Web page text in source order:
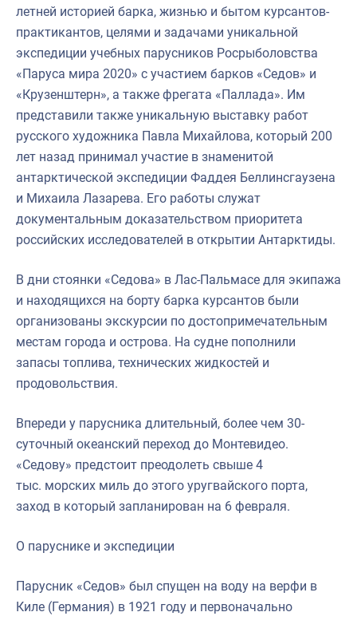
летней историей барка, жизнью и бытом курсантов-
практикантов, целями и задачами уникальной
экспедиции учебных парусников Росрыболовства
«Паруса мира 2020» с участием барков «Седов» и
«Крузенштерн», а также фрегата «Паллада». Им
представили также уникальную выставку работ
русского художника Павла Михайлова, который 200
лет назад принимал участие в знаменитой
антарктической экспедиции Фаддея Беллинсгаузена
и Михаила Лазарева. Его работы служат
документальным доказательством приоритета
российских исследователей в открытии Антарктиды.
В дни стоянки «Седова» в Лас-Пальмасе для экипажа
и находящихся на борту барка курсантов были
организованы экскурсии по достопримечательным
местам города и острова. На судне пополнили
запасы топлива, технических жидкостей и
продовольствия.
Впереди у парусника длительный, более чем 30-
суточный океанский переход до Монтевидео.
«Седову» предстоит преодолеть свыше 4
тыс. морских миль до этого уругвайского порта,
заход в который запланирован на 6 февраля.
О паруснике и экспедиции
Парусник «Седов» был спущен на воду на верфи в
Киле (Германия) в 1921 году и первоначально